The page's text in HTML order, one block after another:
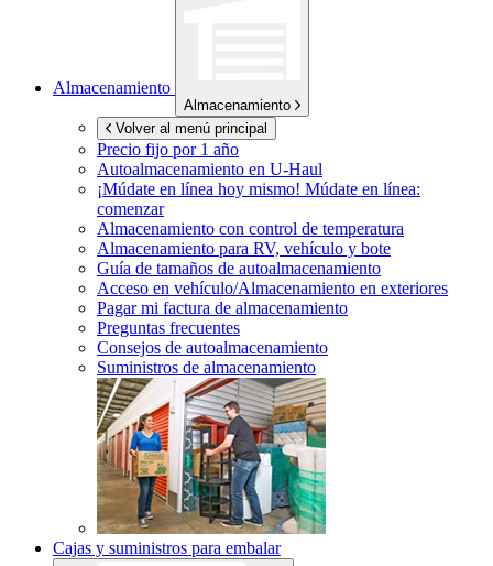
Almacenamiento
Almacenamiento
Volver al menú principal
Precio fijo por 1 año
Autoalmacenamiento en U-Haul
¡Múdate en línea hoy mismo! Múdate en línea:
comenzar
Almacenamiento con control de temperatura
Almacenamiento para RV, vehículo y bote
Guía de tamaños de autoalmacenamiento
Acceso en vehículo/Almacenamiento en exteriores
Pagar mi factura de almacenamiento
Preguntas frecuentes
Consejos de autoalmacenamiento
Suministros de almacenamiento
Cajas y suministros para embalar